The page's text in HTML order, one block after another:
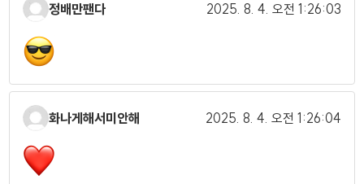
정배만팬다 2025. 8. 4. 오전 1:26:03
화나게해서미안해 2025. 8. 4. 오전 1:26:04